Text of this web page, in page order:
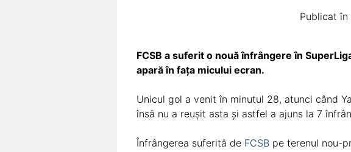
Publicat în
FCSB a suferit o nouă înfrângere în
apară în fața micului ecran.
Unicul gol a venit în minutul 28, atunci când
însă nu a reușit asta și astfel a ajuns la 7
Înfrângerea suferită de FCSB pe terenul nou-